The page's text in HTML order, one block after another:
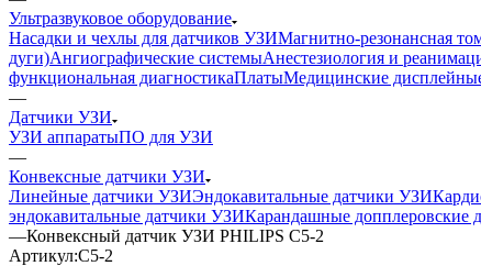
Ультразвуковое оборудование
Насадки и чехлы для датчиков УЗИМагнитно-резонансная
дуги)Ангиографические системыАнестезиология и
функциональная диагностикаПлатыМедицинские
—
Датчики УЗИ
УЗИ аппаратыПО для УЗИ
—
Конвексные датчики УЗИ
Линейные датчики УЗИЭндокавитальные датчики УЗИ
эндокавитальные датчики УЗИКарандашные допплеровские
—Конвексный датчик УЗИ PHILIPS C5-2
Артикул:C5-2